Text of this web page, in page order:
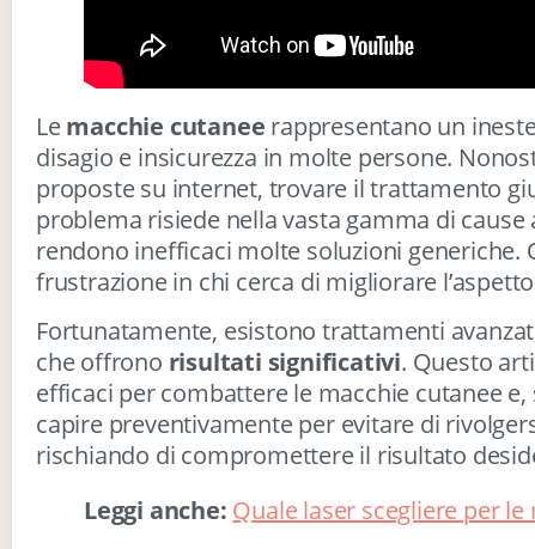
Lemacchie cutanee rappresentano un
disagio e insicurezza in molte persone.
proposte su internet, trovare il trattamento
problema risiede nella vasta gamma di cause
rendono inefficaci molte soluzioni generiche.
frustrazione in chi cerca di migliorare
Fortunatamente, esistono trattamenti
che offrono risultati significativi. Questo
efficaci per combattere le macchie cutanee
capire preventivamente per evitare di
rischiando di compromettere il risultato
Leggi anche: Quale laser scegliere per